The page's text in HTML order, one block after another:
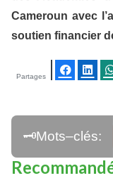
Cameroun avec
soutien financier
Partages